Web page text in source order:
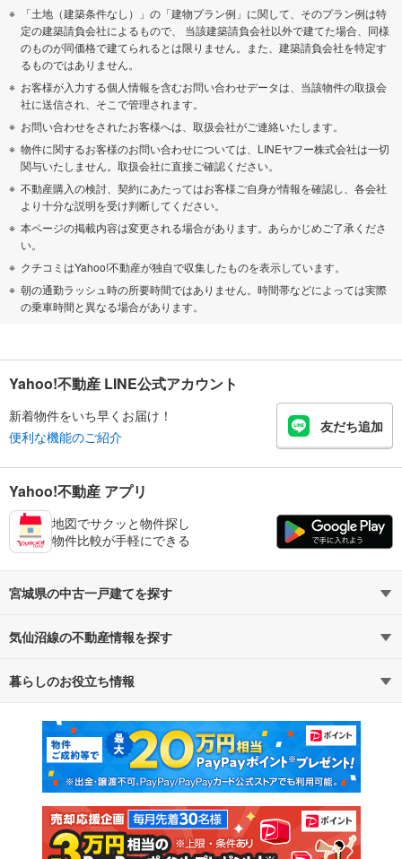
「土地（建築条件なし）」の「建物プラン例」に関して、そのプラン例は特
定の建築請負会社によるもので、 当該建築請負会社以外で建てた場合、同様
のものが同価格で建てられるとは限りません。また、建築請負会社を特定す
るものではありません。
お客様が入力する個人情報を含むお問い合わせデータは、当該物件の取扱会
社に送信され、そこで管理されます。
お問い合わせをされたお客様へは、取扱会社がご連絡いたします。
物件に関するお客様のお問い合わせについては、LINEヤフー株式会社は一切
関与いたしません。取扱会社に直接ご確認ください。
不動産購入の検討、契約にあたってはお客様ご自身が情報を確認し、各会社
より十分な説明を受け判断してください。
本ページの掲載内容は変更される場合があります。あらかじめご了承くださ
い。
クチコミはYahoo!不動産が独自で収集したものを表示しています。
朝の通勤ラッシュ時の所要時間ではありません。時間帯などによっては実際
の乗車時間と異なる場合があります。
Yahoo!不動産 LINE公式アカウント
新着物件をいち早くお届け！
便利な機能のご紹介
友だち追加
Yahoo!不動産 アプリ
地図でサクッと物件探し
物件比較が手軽にできる
宮城県の中古一戸建てを探す
路線・駅から探す
通勤・通学時間から探す
気仙沼線の不動産情報を探す
不動産・住宅
新築マンション 中古マンション
新築一戸建て 中古一戸建て
注文住宅 土地
暮らしのお役立ち情報
マンションカタログ 教えて！住まいの先生